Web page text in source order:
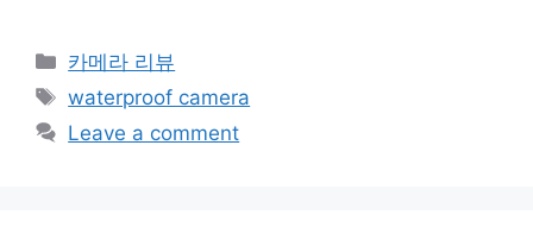
Categories
카메라 리뷰
Tags
waterproof camera
Leave a comment